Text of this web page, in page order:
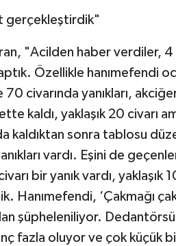
gerçekleştirdik"
"Acilden haber verdiler,
Özellikle hanımefendi
civarında yanıkları, akciğer
kaldı, yaklaşık 20 civarı
kaldıktan sonra tablosu
vardı. Eşini de
bir yanık vardı, yaklaşık
Hanımefendi, ‘Çakmağı
şüpheleniliyor.
fazla oluyor ve çok küçük